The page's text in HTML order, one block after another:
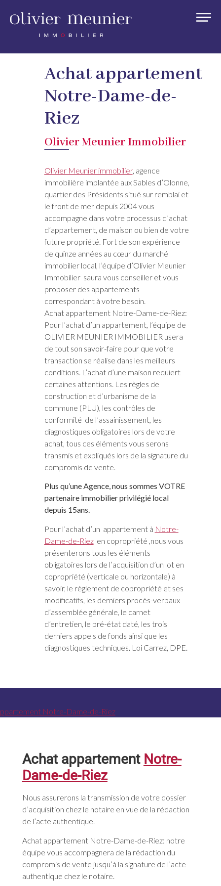
Achat appartement
Notre-Dame-de-
Riez
Olivier Meunier Immobilier
Olivier Meunier immobilier, agence
immobilière implantée aux Sables d’Olonne,
quartier des Présidents situé sur remblai et
le front de mer depuis 2004 vous
accompagne dans votre processus d’achat
d’appartement, de maison ou bien de votre
future propriété. Fort de son expérience
de quinze années au cœur du marché
immobilier local, l’équipe d’Olivier Meunier
Immobilier saura vous conseiller et vous
proposer des appartements
correspondant à votre besoin.
Achat appartement Notre-Dame-de-Riez:
Pour l’achat d’un appartement, l’équipe de
OLIVIER MEUNIER IMMOBILIER usera
de tout son savoir-faire pour que votre
transaction se réalise dans les meilleurs
conditions. L’achat d’une maison requiert
certaines attentions. Les règles de
construction et d’urbanisme de la
commune (PLU), les contrôles de
conformité de l’assainissement, les
diagnostiques obligatoires lors de votre
achat, tous ces éléments vous serons
transmis et expliqués lors de la signature du
compromis de vente.
Plus qu’une Agence, nous sommes VOTRE
partenaire immobilier privilégié local
depuis 15ans.
Pour l’achat d’un appartement à Notre-
Dame-de-Riezen copropriété ,nous vous
présenterons tous les éléments
obligatoires lors de l’acquisition d’un lot en
copropriété (verticale ou horizontale) à
savoir, le règlement de copropriété et ses
modificatifs, les derniers procès-verbaux
d’assemblée générale, le carnet
d’entretien, le pré-état daté, les trois
derniers appels de fonds ainsi que les
diagnostiques techniques. Loi Carrez, DPE.
Achat appartement Notre-
Dame-de-Riez
Nous assurerons la transmission de votre dossier
d’acquisition chez le notaire en vue de la rédaction
de l’acte authentique.
Achat appartement Notre-Dame-de-Riez: notre
équipe vous accompagnera de la rédaction du
compromis de vente jusqu’à la signature de l’acte
authentique chez le notaire.